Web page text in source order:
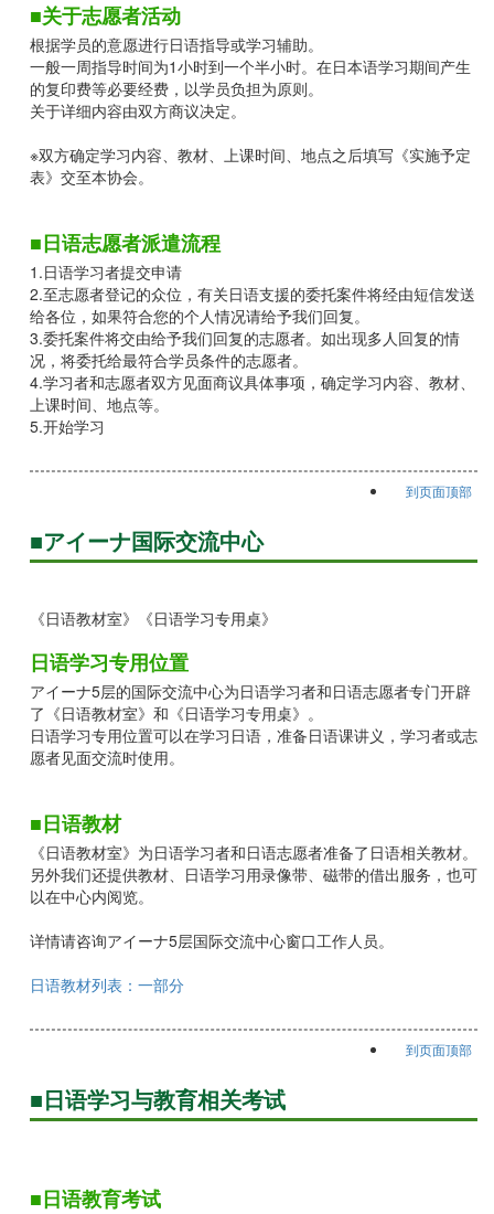
■关于志愿者活动
根据学员的意愿进行日语指导或学习辅助。
一般一周指导时间为1小时到一个半小时。在日本语学习期间产生
的复印费等必要经费，以学员负担为原则。
关于详细内容由双方商议决定。
※双方确定学习内容、教材、上课时间、地点之后填写《实施予定
表》交至本协会。
■日语志愿者派遣流程
1.日语学习者提交申请
2.至志愿者登记的众位，有关日语支援的委托案件将经由短信发送
给各位，如果符合您的个人情况请给予我们回复。
3.委托案件将交由给予我们回复的志愿者。如出现多人回复的情
况，将委托给最符合学员条件的志愿者。
4.学习者和志愿者双方见面商议具体事项，确定学习内容、教材、
上课时间、地点等。
5.开始学习
到页面顶部
■アイーナ国际交流中心
《日语教材室》《日语学习专用桌》
日语学习专用位置
アイーナ5层的国际交流中心为日语学习者和日语志愿者专门开辟
了《日语教材室》和《日语学习专用桌》。
日语学习专用位置可以在学习日语，准备日语课讲义，学习者或志
愿者见面交流时使用。
■日语教材
《日语教材室》为日语学习者和日语志愿者准备了日语相关教材。
另外我们还提供教材、日语学习用录像带、磁带的借出服务，也可
以在中心内阅览。
详情请咨询アイーナ5层国际交流中心窗口工作人员。
日语教材列表：一部分
到页面顶部
■日语学习与教育相关考试
■日语教育考试